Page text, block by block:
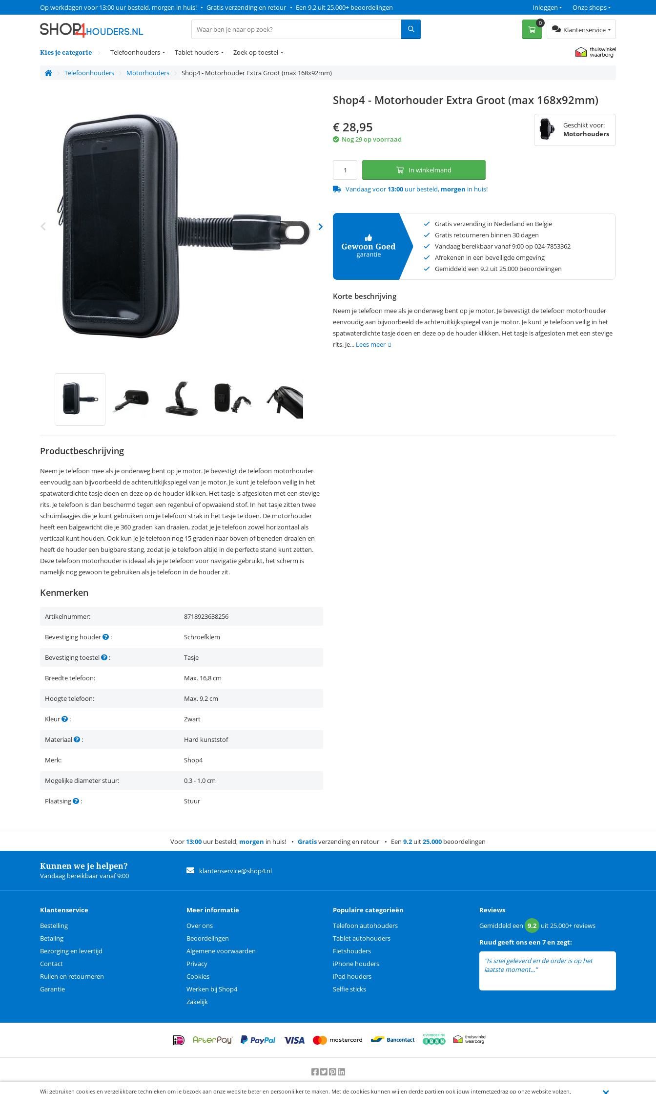
Op werkdagen voor 13:00 uur besteld, morgen in huis! • Gratis verzending en retour • Een 9.2 uit 25.000+ beoordelingen Onze shops
Inloggen
Klantenservice
0
Kies je categorie Telefoonhouders Tablet houders Zoek op toestel
Telefoonhouders Motorhouders Shop4 - Motorhouder Extra Groot (max 168x92mm)
Shop4 - Motorhouder Extra Groot (max 168x92mm)
€ 28,95
Nog 29 op voorraad
Geschikt voor:
Motorhouders
In winkelmand
Vandaag voor 13:00 uur besteld, morgen in huis!
Gratis verzending in Nederland en België
Gratis retourneren binnen 30 dagen
Vandaag bereikbaar vanaf 9:00 op 024-7853362
Afrekenen in een beveiligde omgeving
Gemiddeld een 9.2 uit 25.000 beoordelingen
Korte beschrijving
Neem je telefoon mee als je onderweg bent op je motor. Je bevestigt de telefoon motorhouder
eenvoudig aan bijvoorbeeld de achteruitkijkspiegel van je motor. Je kunt je telefoon veilig in het
spatwaterdichte tasje doen en deze op de houder klikken. Het tasje is afgesloten met een stevige
rits. Je... Lees meer
Productbeschrijving
Neem je telefoon mee als je onderweg bent op je motor. Je bevestigt de telefoon motorhouder
eenvoudig aan bijvoorbeeld de achteruitkijkspiegel van je motor. Je kunt je telefoon veilig in het
spatwaterdichte tasje doen en deze op de houder klikken. Het tasje is afgesloten met een stevige
rits. Je telefoon is dan beschermd tegen een regenbui of opwaaiend stof. In het tasje zitten twee
schuimlaagjes die je kunt gebruiken om je telefoon strak in het tasje te doen. De motorhouder
heeft een balgewricht die je 360 graden kan draaien, zodat je je telefoon zowel horizontaal als
verticaal kunt houden. Ook kun je je telefoon nog 15 graden naar boven of beneden draaien en
heeft de houder een buigbare stang, zodat je je telefoon altijd in de perfecte stand kunt zetten.
Deze telefoon motorhouder is ideaal als je je telefoon voor navigatie gebruikt, het scherm is
namelijk nog gewoon te gebruiken als je telefoon in de houder zit.
Kenmerken
Artikelnummer: 8718923638256
Bevestiging houder : Schroefklem
Bevestiging toestel : Tasje
Breedte telefoon: Max. 16,8 cm
Hoogte telefoon: Max. 9,2 cm
Kleur : Zwart
Materiaal : Hard kunststof
Merk: Shop4
Mogelijke diameter stuur: 0,3 - 1,0 cm
Plaatsing : Stuur
Voor 13:00 uur besteld, morgen in huis! Gratisverzending en retour Een 9.2 uit25.000 beoordelingen
Kunnen we je helpen?
Vandaag bereikbaar vanaf 9:00
klantenservice@shop4.nl
Klantenservice
Bestelling
Betaling
Bezorging en levertijd
Contact
Ruilen en retourneren
Garantie
Meer informatie
Over ons
Beoordelingen
Algemene voorwaarden
Privacy
Cookies
Werken bij Shop4
Zakelijk
Populaire categorieën
Telefoon autohouders
Tablet autohouders
Fietshouders
iPhone houders
iPad houders
Selfie sticks
Reviews
Gemiddeld een 9.2 uit25.000+ reviews
Ruudgeeft ons een 7 en zegt:
"Is snel geleverd en de order is op het
laatste moment..."
Beoordeling door klanten:9.2/10-25000beoordelingen
Wij gebruiken cookies en vergelijkbare technieken om je bezoek aan onze website beter en persoonlijker te maken. Met de cookies kunnen wij en derde partijen ook jouw internetgedrag op onze website volgen,